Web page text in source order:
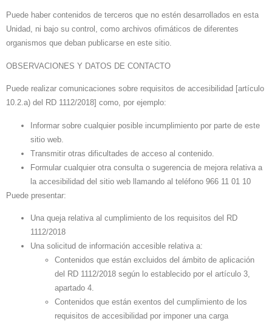
Puede haber contenidos de terceros que no estén desarrollados en esta
Unidad, ni bajo su control, como archivos ofimáticos de diferentes
organismos que deban publicarse en este sitio.
OBSERVACIONES Y DATOS DE CONTACTO
Puede realizar comunicaciones sobre requisitos de accesibilidad [artículo
10.2.a) del RD 1112/2018] como, por ejemplo:
Informar sobre cualquier posible incumplimiento por parte de este
sitio web.
Transmitir otras dificultades de acceso al contenido.
Formular cualquier otra consulta o sugerencia de mejora relativa a
la accesibilidad del sitio web llamando al teléfono 966 11 01 10
Puede presentar:
Una queja relativa al cumplimiento de los requisitos del RD
1112/2018
Una solicitud de información accesible relativa a:
Contenidos que están excluidos del ámbito de aplicación
del RD 1112/2018 según lo establecido por el artículo 3,
apartado 4.
Contenidos que están exentos del cumplimiento de los
requisitos de accesibilidad por imponer una carga